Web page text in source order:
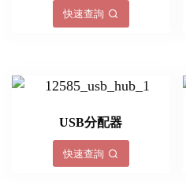
快速查詢
USB分配器
快速查詢